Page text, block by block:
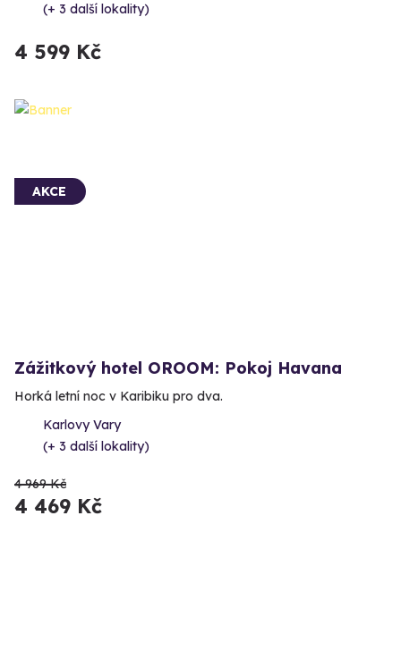
(+ 3 další lokality)
4 599 Kč
AKCE
Zážitkový hotel OROOM: Pokoj Havana
Horká letní noc v Karibiku pro dva.
Karlovy Vary
(+ 3 další lokality)
4 969 Kč
4 469 Kč